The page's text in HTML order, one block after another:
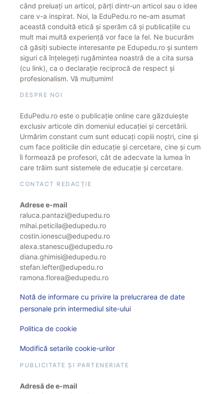
când preluați un articol, părți dintr-un articol sau o idee
care v-a inspirat. Noi, la EduPedu.ro ne-am asumat
această conduită etică și sperăm că și publicațiile cu
mult mai multă experiență vor face la fel. Ne bucurăm
că găsiți subiecte interesante pe Edupedu.ro și suntem
siguri că înțelegeți rugămintea noastră de a cita sursa
(cu link), ca o declarație reciprocă de respect și
profesionalism. Vă mulțumim!
DESPRE NOI
EduPedu.ro este o publicație online care găzduiește
exclusiv articole din domeniul educației și cercetării.
Urmărim constant cum sunt educați copiii noștri, cine și
cum face politicile din educație și cercetare, cine și cum
îi formează pe profesori, cât de adecvate la lumea în
care trăim sunt sistemele de educație și cercetare.
CONTACT REDACȚIE
Adrese e-mail
raluca.pantazi@edupedu.ro
mihai.peticila@edupedu.ro
costin.ionescu@edupedu.ro
alexa.stanescu@edupedu.ro
diana.ghimisi@edupedu.ro
stefan.lefter@edupedu.ro
ramona.florea@edupedu.ro
Notă de informare cu privire la prelucrarea de date
personale prin intermediul site-ului
Politica de cookie
Modifică setarile cookie-urilor
PUBLICITATE ȘI PARTENERIATE
Adresă de e-mail